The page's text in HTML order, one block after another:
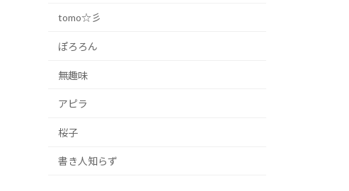
tomo☆彡
ぽろろん
無趣味
アピラ
桜子
書き人知らず